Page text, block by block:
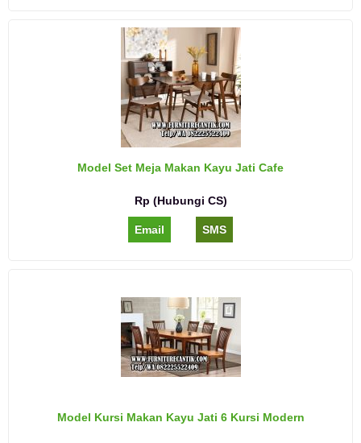
Model Set Meja Makan Kayu Jati Cafe
Rp (Hubungi CS)
Email SMS
Model Kursi Makan Kayu Jati 6 Kursi Modern